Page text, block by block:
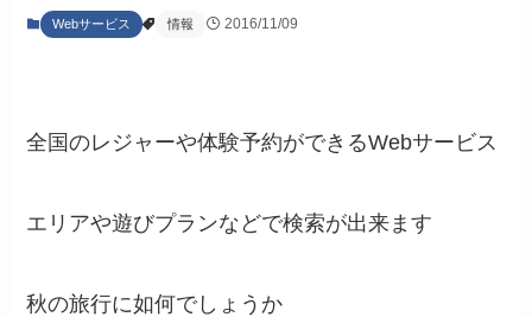
Webサービス 情報 2016/11/09
全国のレジャーや体験予約ができるWebサービス
エリアや遊びプランなどで検索が出来ます
秋の旅行に如何でしょうか